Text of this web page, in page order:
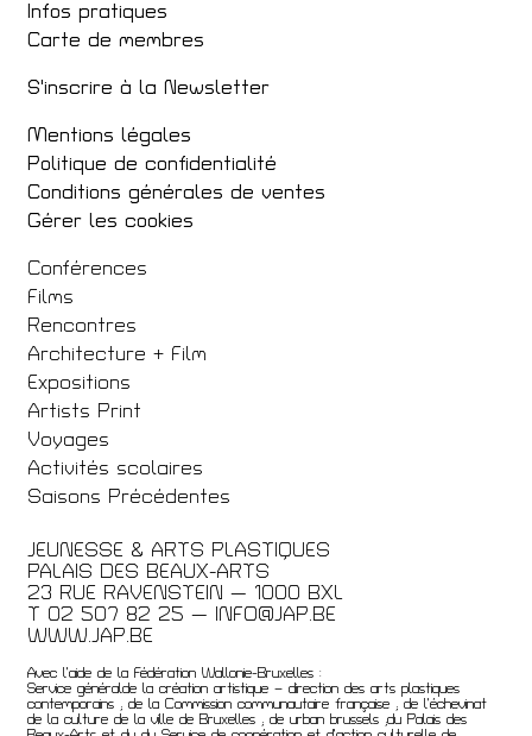
Infos pratiques
Carte de membres
S'inscrire à la Newsletter
Mentions légales
Politique de confidentialité
Conditions générales de ventes
Gérer les cookies
Conférences
Films
Rencontres
Architecture + Film
Expositions
Artists Print
Voyages
Activités scolaires
Saisons Précédentes
JEUNESSE & ARTS PLASTIQUES
PALAIS DES BEAUX-ARTS
23 RUE RAVENSTEIN — 1000 BXL
T 02 507 82 25 —
INFO@JAP.BE
WWW.JAP.BE
Avec l’aide de la Fédération Wallonie-Bruxelles :
Service généralde la création artistique – direction des arts plastiques
contemporains ; de la Commission communautaire française ; de l’échevinat
de la culture de la ville de Bruxelles ; de urban brussels ;du Palais des